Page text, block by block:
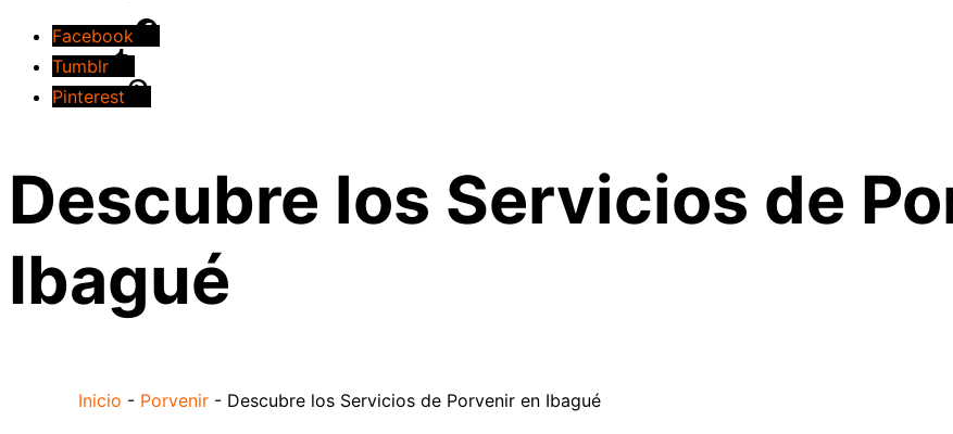
Facebook
Tumblr
Pinterest
Descubre los Servicios de
Ibagué
Inicio - Porvenir - Descubre los Servicios de Porvenir en Ibagué